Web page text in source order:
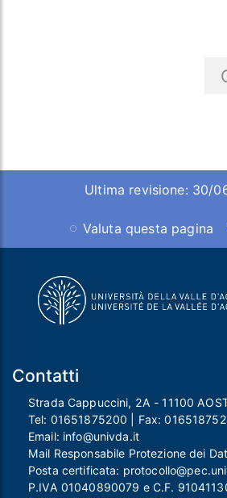
Ultima revisione: 30/
Valuta questa pagina
Contatti
Strada Cappuccini, 2A - 11100
Tel: 01651875200 | Fax:
Email: info@univda.it
Mail Responsabile Protezione dei
Posta certificata:
P.IVA 01040890079 e C.F.